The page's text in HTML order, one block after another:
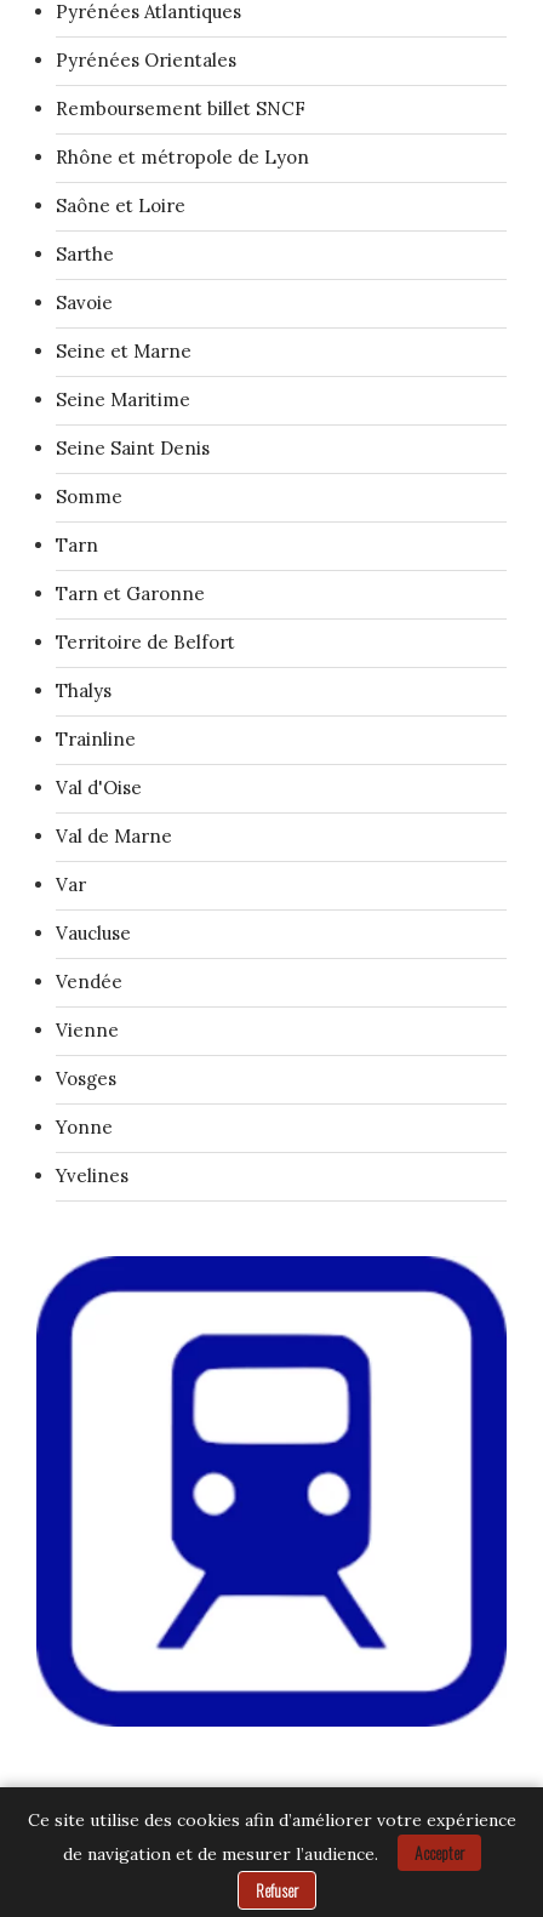
Pyrénées Atlantiques
Pyrénées Orientales
Remboursement billet SNCF
Rhône et métropole de Lyon
Saône et Loire
Sarthe
Savoie
Seine et Marne
Seine Maritime
Seine Saint Denis
Somme
Tarn
Tarn et Garonne
Territoire de Belfort
Thalys
Trainline
Val d'Oise
Val de Marne
Var
Vaucluse
Vendée
Vienne
Vosges
Yonne
Yvelines
Ce site utilise des cookies afin d’améliorer votre expérience
de navigation et de mesurer l’audience.
Accepter
Refuser